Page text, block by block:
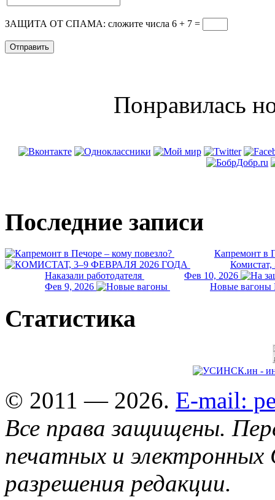
ЗАЩИТА ОТ СПАМА: сложите числа 6 + 7 =
Понравилась
Последние записи
Капремонт в
Комистат,
Наказали работодателя
Фев 10, 2026
Фев 9, 2026
Новые вагоны
Статистика
© 2011 — 2026. E-mail:
Все права защищены.
печатных и
разрешения редакции.